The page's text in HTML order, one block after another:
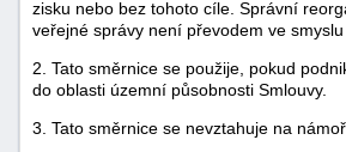
zisku nebo bez tohoto cíle. Správní
veřejné správy není převodem ve smyslu
2. Tato směrnice se použije, pokud
do oblasti územní působnosti Smlouvy.
3. Tato směrnice se nevztahuje na